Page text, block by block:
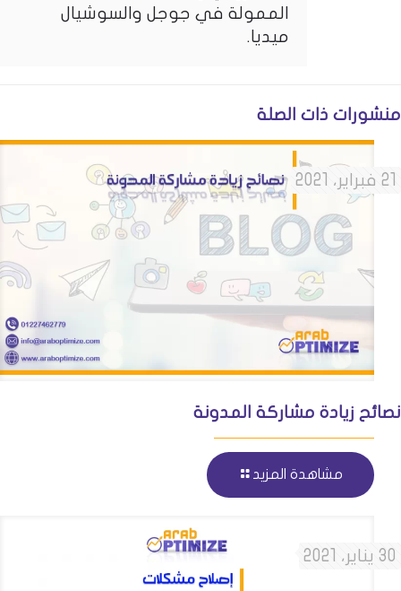
الممولة في جوجل والسوشيال
ميديا.
منشورات ذات الصلة
21 فبراير، 2021
نصائح زيادة مشاركة المدونة
مشاهدة المزيد
30 يناير، 2021